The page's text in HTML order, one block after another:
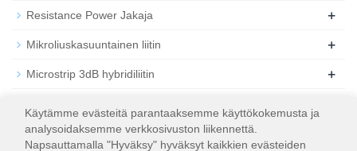
Resistance Power Jakaja +
Mikroliuskasuuntainen liitin +
Microstrip 3dB hybridiliitin +
Koaksiaalinen RF-kuorma
Käytämme evästeitä parantaaksemme käyttökokemusta ja
analysoidaksemme verkkosivuston liikennettä.
Napsauttamalla "Hyväksy" hyväksyt kaikkien evästeiden